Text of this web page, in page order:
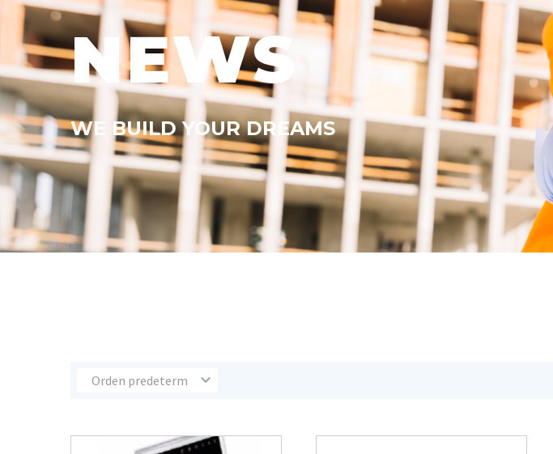
NEWS
WE BUILD YOUR DREAMS
Orden predeterminado